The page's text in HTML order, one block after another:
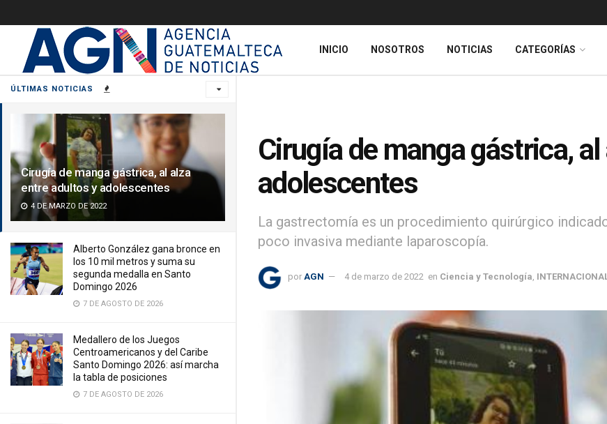
ÚLTIMAS NOTICIAS
Cirugía de manga gástrica, al alza
entre adultos y adolescentes
4 DE MARZO DE 2022
Alberto González gana bronce en
los 10 mil metros y suma su
segunda medalla en Santo
Domingo 2026
7 DE AGOSTO DE 2026
Medallero de los Juegos
Centroamericanos y del Caribe
Santo Domingo 2026: así marcha
la tabla de posiciones
7 DE AGOSTO DE 2026
INICIO NOSOTROS NOTICIAS CATEGORÍAS
Cirugía de manga gástrica,
adolescentes
La gastrectomía es un procedimiento quirúrgico
poco invasiva mediante laparoscopía.
por AGN 4 de marzo de 2022 en Ciencia y Tecnología